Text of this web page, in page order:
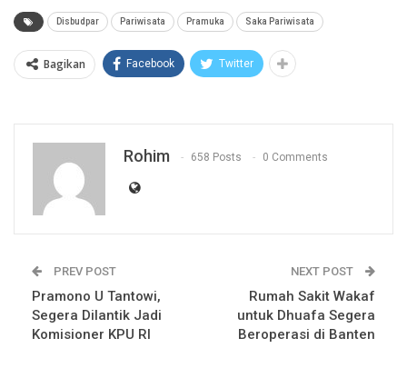
Disbudpar Pariwisata Pramuka Saka Pariwisata
Bagikan Facebook Twitter
Rohim 658 Posts 0 Comments
PREV POST
Pramono U Tantowi,
Segera Dilantik Jadi
Komisioner KPU RI
NEXT POST
Rumah Sakit Wakaf
untuk Dhuafa Segera
Beroperasi di Banten